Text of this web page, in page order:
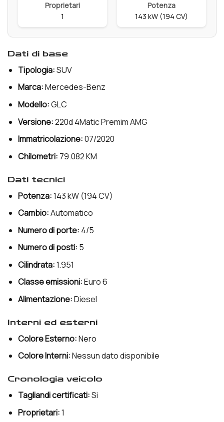
Proprietari
1
Potenza
143 kW (194 CV)
dati di base
Tipologia:SUV
Marca:Mercedes-Benz
Modello:GLC
Versione:220d 4Matic Premim AMG
Immatricolazione:07/2020
Chilometri: 79.082 KM
dati tecnici
Potenza:143 kW (194 CV)
Cambio:Automatico
Numero di porte: 4/5
Numero di posti: 5
Cilindrata:1.951
Classe emissioni:Euro 6
Alimentazione:Diesel
interni ed esterni
Colore Esterno:Nero
Colore Interni:Nessun dato disponibile
cronologia veicolo
Tagliandi certificati:Si
Proprietari:1